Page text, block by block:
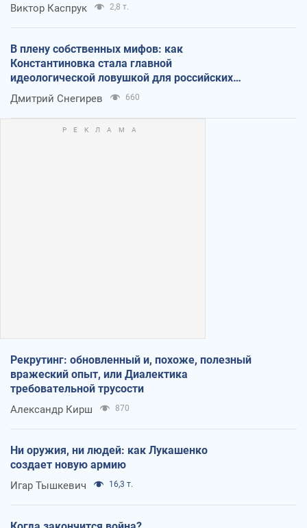
Виктор Каспрук 2,8 т.
В плену собственных мифов: как
Константиновка стала главной
идеологической ловушкой для российских
оккупантов
Дмитрий Снегирев 660
Рекрутинг: обновленный и, похоже, полезный
вражеский опыт, или Диалектика
требовательной трусости
Александр Кирш 870
Ни оружия, ни людей: как Лукашенко
создает новую армию
Игар Тышкевич 16,3 т.